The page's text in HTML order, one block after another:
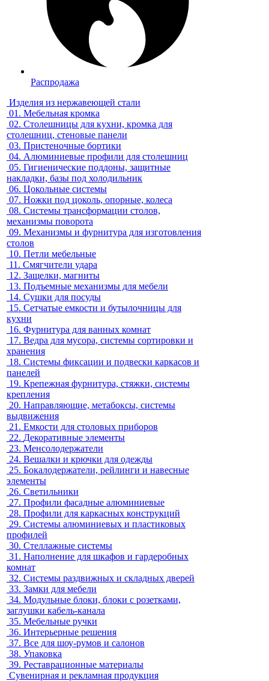
Распродажа
Изделия из нержавеющей стали
01. Мебельная кромка
02. Столешницы для кухни, кромка для
столешниц, стеновые панели
03. Пристеночные бортики
04. Алюминиевые профили для столешниц
05. Гигиенические поддоны, защитные
накладки, базы под холодильник
06. Цокольные системы
07. Ножки под цоколь, опорные, колеса
08. Системы трансформации столов,
механизмы поворота
09. Механизмы и фурнитура для изготовления
столов
10. Петли мебельные
11. Смягчители удара
12. Защелки, магниты
13. Подъемные механизмы для мебели
14. Сушки для посуды
15. Сетчатые емкости и бутылочницы для
кухни
16. Фурнитура для ванных комнат
17. Ведра для мусора, системы сортировки и
хранения
18. Системы фиксации и подвески каркасов и
панелей
19. Крепежная фурнитура, стяжки, системы
крепления
20. Направляющие, метабоксы, системы
выдвижения
21. Емкости для столовых приборов
22. Декоративные элементы
23. Менсолодержатели
24. Вешалки и крючки для одежды
25. Бокалодержатели, рейлинги и навесные
элементы
26. Светильники
27. Профили фасадные алюминиевые
28. Профили для каркасных конструкций
29. Системы алюминиевых и пластиковых
профилей
30. Стеллажные системы
31. Наполнение для шкафов и гардеробных
комнат
32. Системы раздвижных и складных дверей
33. Замки для мебели
34. Модульные блоки, блоки с розетками,
заглушки кабель-канала
35. Мебельные ручки
36. Интерьерные решения
37. Все для шоу-румов и салонов
38. Упаковка
39. Реставрационные материалы
Сувенирная и рекламная продукция